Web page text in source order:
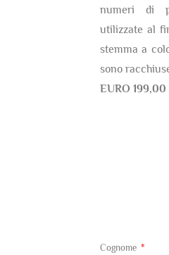
numeri di
utilizzate al
stemma a
sono
EURO 199,00
Cognome